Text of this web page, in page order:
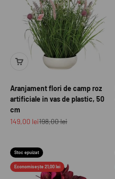
Aranjament flori de camp roz
artificiale in vas de plastic, 50
cm
Preț redus
149,00 leiPreț normal
198,00 lei
Stoc epuizat
Economisește 21,00 lei